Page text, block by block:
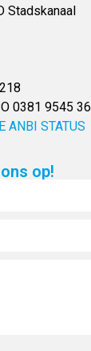
Stadskanaal
0381 9545 36
ANBI STATUS
op!